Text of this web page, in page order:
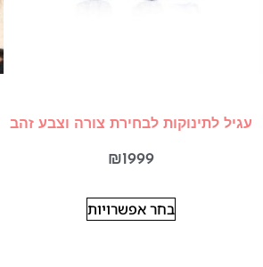
עגיל לתינוקות לבחירת צורה וצבע זהב
₪1999
בחר אפשרויות